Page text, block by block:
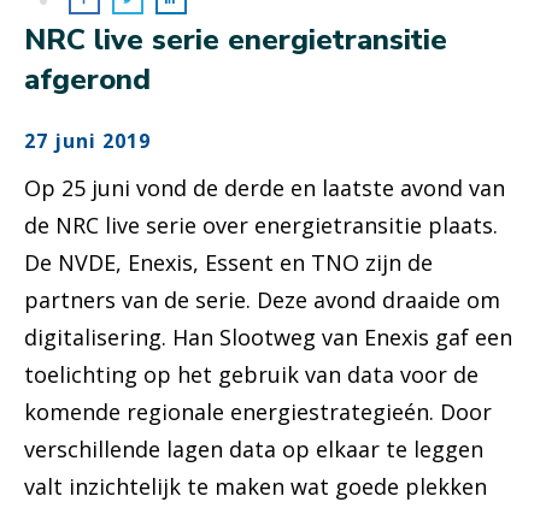
NRC live serie energietransitie
afgerond
27 juni 2019
Op 25 juni vond de derde en laatste avond van
de NRC live serie over energietransitie plaats.
De NVDE, Enexis, Essent en TNO zijn de
partners van de serie. Deze avond draaide om
digitalisering. Han Slootweg van Enexis gaf een
toelichting op het gebruik van data voor de
komende regionale energiestrategieén. Door
verschillende lagen data op elkaar te leggen
valt inzichtelijk te maken wat goede plekken